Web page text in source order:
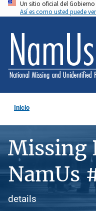
Pasar
al
contenido
principal
Un sitio oficial del
Así es como usted puede
Inicio
Missing
NamUs
details